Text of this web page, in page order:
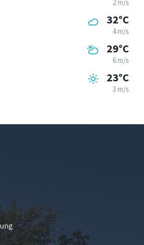
2 m/s
32°C
4 m/s
29°C
6 m/s
23°C
3 m/s